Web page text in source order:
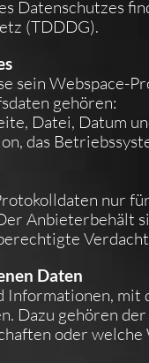
Datenschutzes
(TDDDG).
sein Webspace-
gehören:
Datei, Datum
das
nur
Anbieterbehält
Daten
Informationen,
Dazu gehören
oder welche